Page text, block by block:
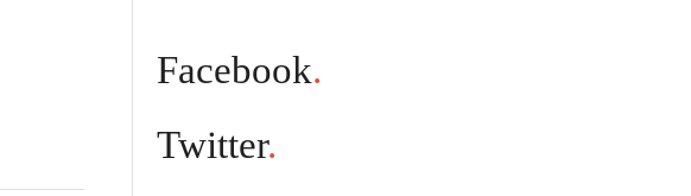
Facebook.
Twitter.